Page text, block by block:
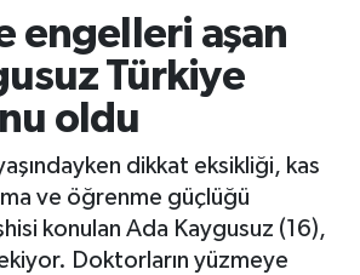
engelleri aşan
Türkiye
oldu
dikkat eksikliği, kas
ve öğrenme güçlüğü
konulan Ada Kaygusuz (16),
Doktorların yüzmeye
Yoğunluk Haritası
Durumu ve Fikstür